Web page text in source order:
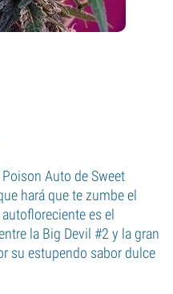
Auto de Sweet
hará que te zumbe el
es el
la Big Devil #2 y la gran
su estupendo sabor dulce